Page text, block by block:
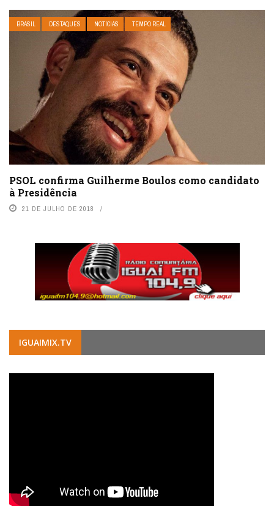
BRASIL DESTAQUES NOTÍCIAS TEMPO REAL
PSOL confirma Guilherme Boulos como candidato
à Presidência
21 DE JULHO DE 2018
IGUAIMIX.TV